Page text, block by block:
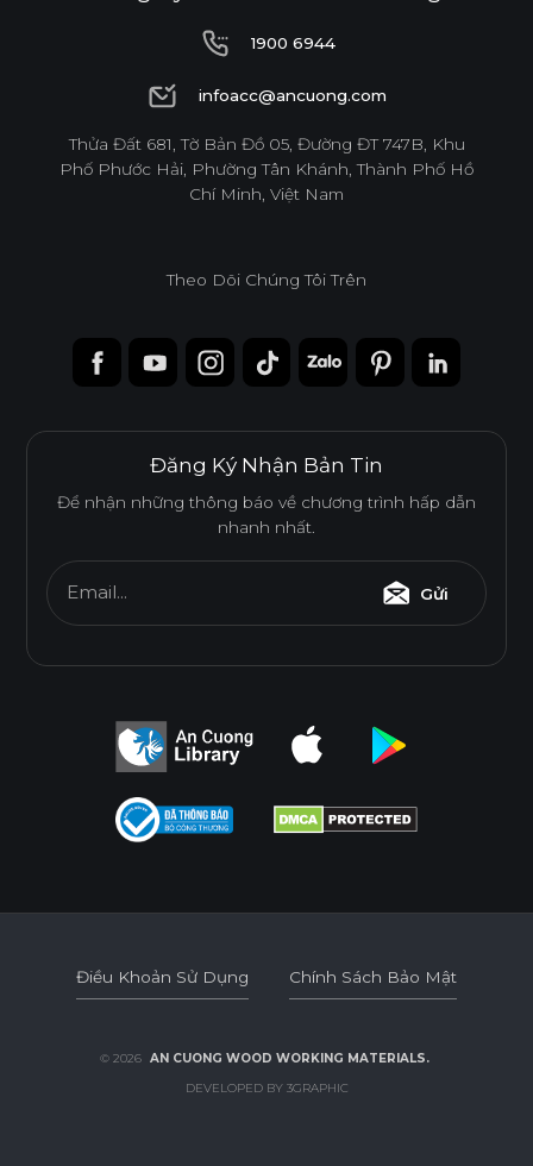
1900 6944
1900 6944
infoacc@ancuong.com
infoacc@ancuong.com
Thửa Đất 681, Tờ Bản Đồ 05, Đường ĐT 747B, Khu
Phố Phước Hải, Phường Tân Khánh, Thành Phố Hồ
Chí Minh, Việt Nam
Theo Dõi Chúng Tôi Trên
Đăng Ký Nhận Bản Tin
Để nhận những thông báo về chương trình hấp dẫn
nhanh nhất.
Email... Gửi
Điều Khoản Sử Dụng Chính Sách Bảo Mật
© 2026 AN CUONG WOOD WORKING MATERIALS.
DEVELOPED BY 3GRAPHIC